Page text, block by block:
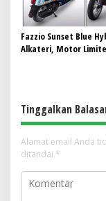
Fazzio Sunset Blue
Alkateri, Motor
Tinggalkan
Alamat email Anda
ditandai *